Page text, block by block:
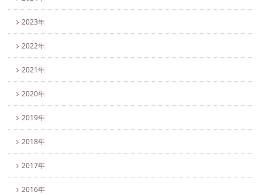
2023年
2022年
2021年
2020年
2019年
2018年
2017年
2016年